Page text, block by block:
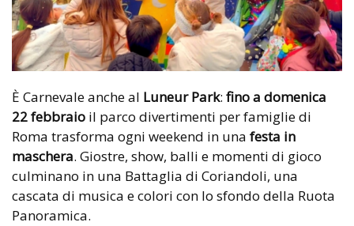
È Carnevale anche al Luneur Park: fino a domenica
22 febbraio il parco divertimenti per famiglie di
Roma trasforma ogni weekend in una festa in
maschera. Giostre, show, balli e momenti di gioco
culminano in una Battaglia di Coriandoli, una
cascata di musica e colori con lo sfondo della Ruota
Panoramica.